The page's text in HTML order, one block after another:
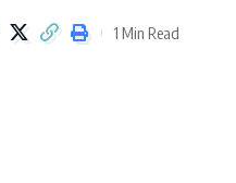
1 Min Read